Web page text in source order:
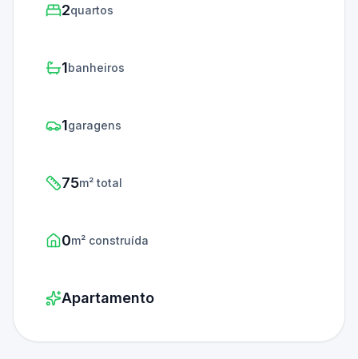
2quartos
1banheiros
1garagens
75m² total
0m² construída
Apartamento